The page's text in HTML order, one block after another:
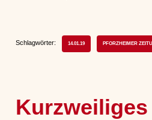
Schlagwörter: 14.01.19 PFORZHEIMER
Kurzweiliges